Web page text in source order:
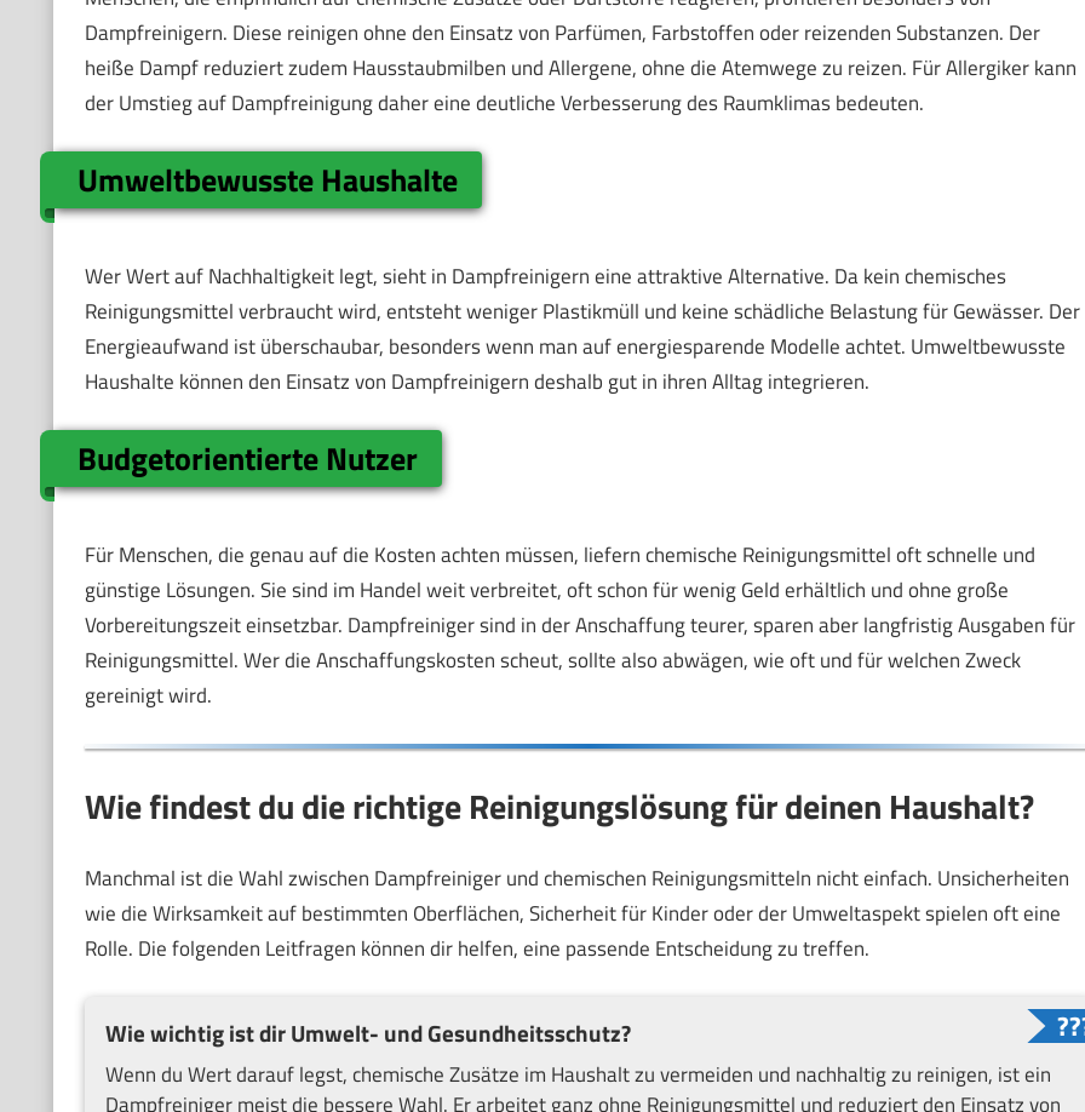
Dampfreinigern. Diese reinigen ohne den Einsatz von Parfümen, Farbstoffen oder reizenden Substanzen. Der
heiße Dampf reduziert zudem Hausstaubmilben und Allergene, ohne die Atemwege zu reizen. Für Allergiker kann
der Umstieg auf Dampfreinigung daher eine deutliche Verbesserung des Raumklimas bedeuten.
Umweltbewusste Haushalte
Wer Wert auf Nachhaltigkeit legt, sieht in Dampfreinigern eine attraktive Alternative. Da kein chemisches
Reinigungsmittel verbraucht wird, entsteht weniger Plastikmüll und keine schädliche Belastung für Gewässer. Der
Energieaufwand ist überschaubar, besonders wenn man auf energiesparende Modelle achtet. Umweltbewusste
Haushalte können den Einsatz von Dampfreinigern deshalb gut in ihren Alltag integrieren.
Budgetorientierte Nutzer
Für Menschen, die genau auf die Kosten achten müssen, liefern chemische Reinigungsmittel oft schnelle und
günstige Lösungen. Sie sind im Handel weit verbreitet, oft schon für wenig Geld erhältlich und ohne große
Vorbereitungszeit einsetzbar. Dampfreiniger sind in der Anschaffung teurer, sparen aber langfristig Ausgaben für
Reinigungsmittel. Wer die Anschaffungskosten scheut, sollte also abwägen, wie oft und für welchen Zweck
gereinigt wird.
Wie findest du die richtige Reinigungslösung für deinen Haushalt?
Manchmal ist die Wahl zwischen Dampfreiniger und chemischen Reinigungsmitteln nicht einfach. Unsicherheiten
wie die Wirksamkeit auf bestimmten Oberflächen, Sicherheit für Kinder oder der Umweltaspekt spielen oft eine
Rolle. Die folgenden Leitfragen können dir helfen, eine passende Entscheidung zu treffen.
Wie wichtig ist dir Umwelt- und Gesundheitsschutz?
Wenn du Wert darauf legst, chemische Zusätze im Haushalt zu vermeiden und nachhaltig zu reinigen, ist ein
Dampfreiniger meist die bessere Wahl. Er arbeitet ganz ohne Reinigungsmittel und reduziert den Einsatz von